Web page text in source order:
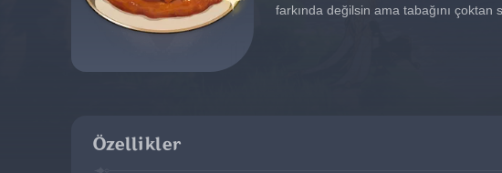
farkında değilsin ama tabağını
Özellikler